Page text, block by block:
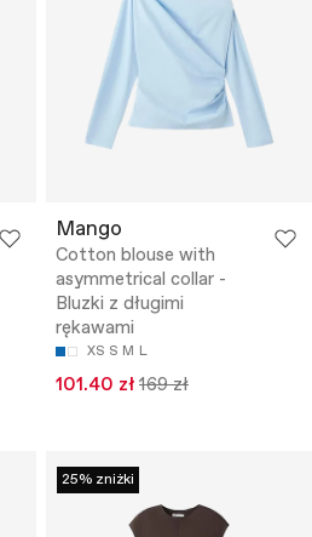
Mango
Cotton blouse with
asymmetrical collar -
Bluzki z długimi
rękawami
XS S M L
101.40 zł 169 zł
25% zniżki